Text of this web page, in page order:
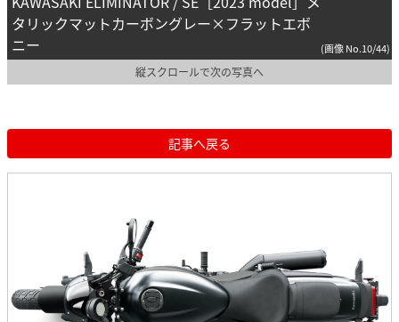
タリックマットカーボングレー×フラットエボ
ニー
(画像 No.10/44)
縦スクロールで次の写真へ
記事へ戻る